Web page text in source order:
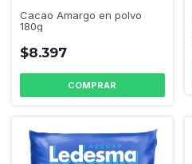
Cacao Amargo en polvo
180g
$8.397